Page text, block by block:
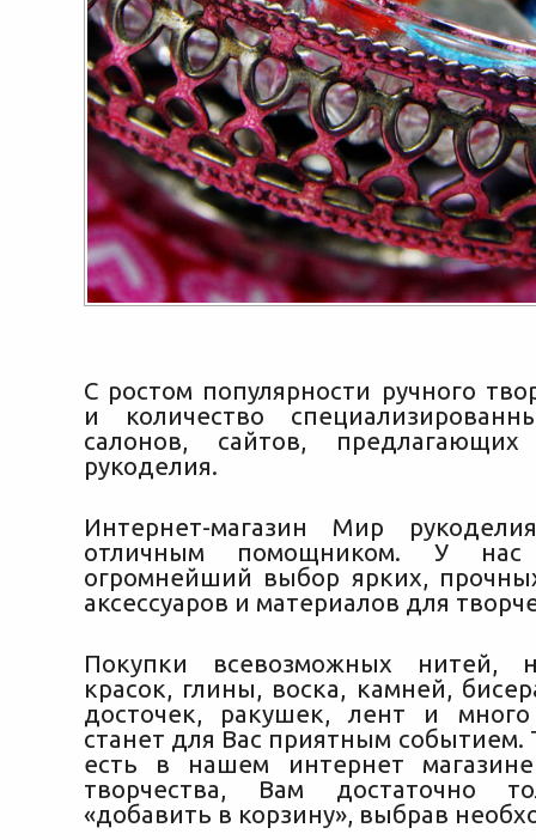
С ростом популярности ручного
и количество
салонов, сайтов,
рукоделия.
Интернет-магазин Мир
отличным помощником. У нас
огромнейший выбор ярких,
аксессуаров и материалов для
Покупки всевозможных нитей,
красок, глины, воска, камней,
досточек, ракушек, лент и много
станет для Вас приятным событием.
есть в нашем интернет
творчества, Вам достаточно
«добавить в корзину», выбрав